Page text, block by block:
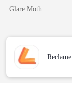
de mim
Glare Moth